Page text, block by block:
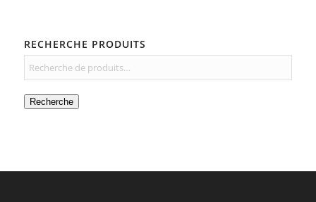
RECHERCHE PRODUITS
Recherche